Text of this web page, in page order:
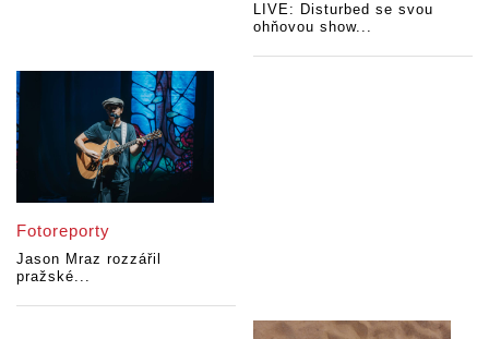
LIVE: Disturbed se svou
ohňovou show...
Fotoreporty
Jason Mraz rozzářil
pražské...